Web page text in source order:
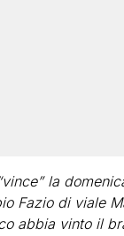
la
Fazio di viale
abbia vinto il